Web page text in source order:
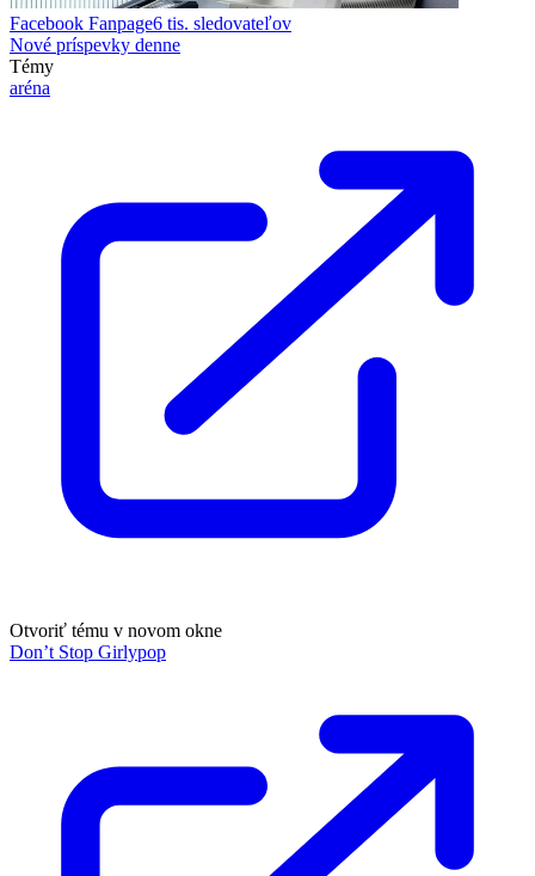
Facebook Fanpage6 tis. sledovateľov
Nové príspevky denne
Témy
aréna
Otvoriť tému v novom okne
Don’t Stop Girlypop